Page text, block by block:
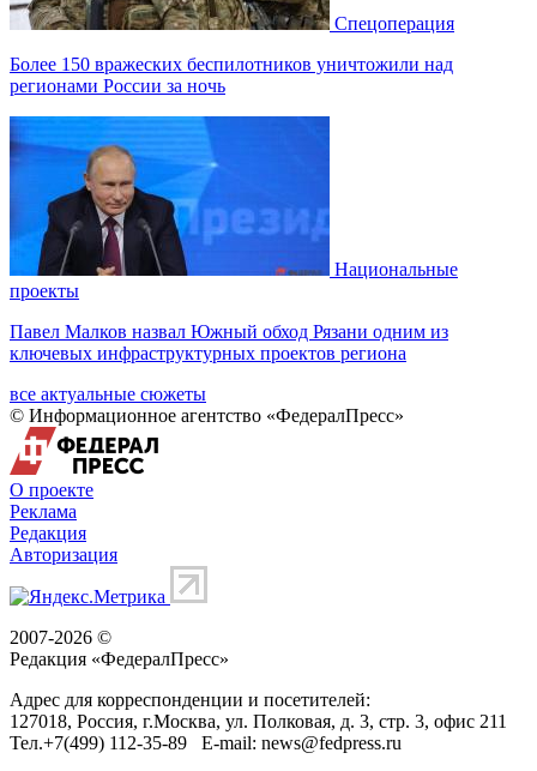
Спецоперация
Более 150 вражеских беспилотников уничтожили над
регионами России за ночь
Национальные
проекты
Павел Малков назвал Южный обход Рязани одним из
ключевых инфраструктурных проектов региона
все актуальные сюжеты
© Информационное агентство «ФедералПресс»
О проекте
Реклама
Редакция
Авторизация
2007-2026 ©
Редакция «ФедералПресс»
Адрес для корреспонденции и посетителей:
127018, Россия, г.Москва, ул. Полковая, д. 3, стр. 3, офис 211
Тел.+7(499) 112-35-89 E-mail: news@fedpress.ru